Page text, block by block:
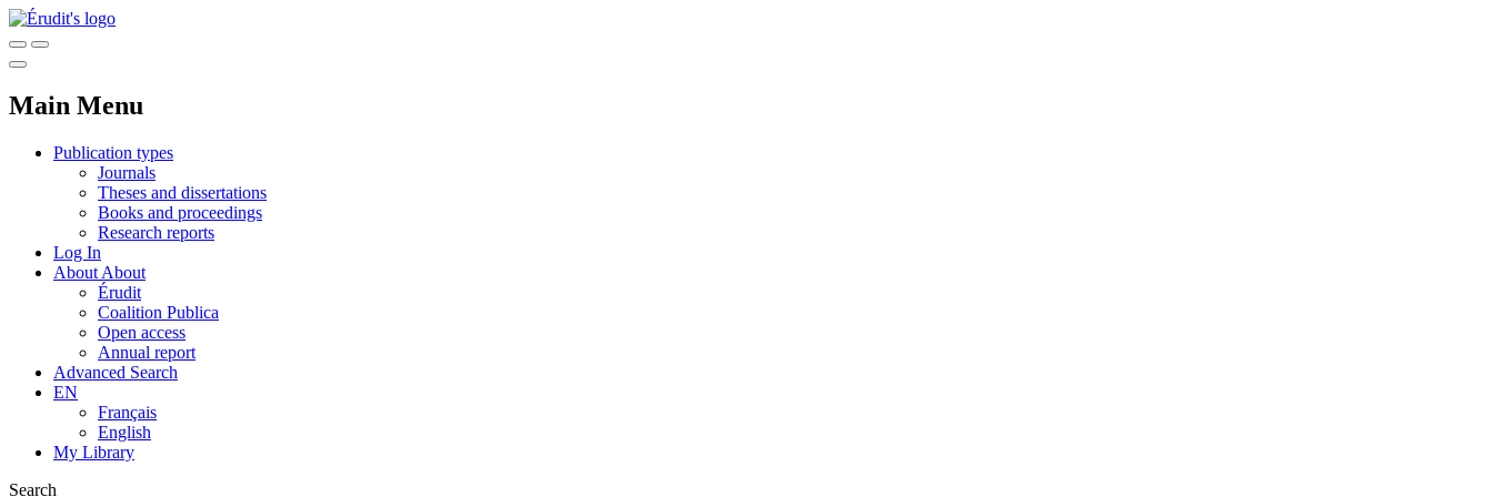
Main Menu
Publication types
Journals
Theses and dissertations
Books and proceedings
Research reports
Log In
About About
Érudit
Coalition Publica
Open access
Annual report
Advanced Search
EN
Français
English
My Library
Search